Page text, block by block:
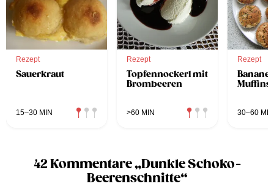
Rezept
Sauerkraut
15–30 MIN
Rezept
Topfennockerl mit
Brombeeren
>60 MIN
Rezept
Muffins
30–60 MIN
42 Kommentare „Dunkle Schoko-
Beerenschnitte“